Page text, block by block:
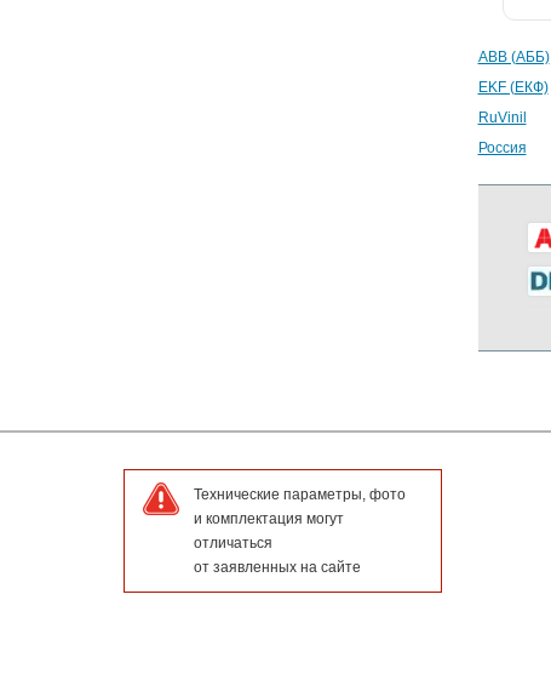
ABB (АББ)
EKF (ЕКФ)
RuVinil
Россия
Технические параметры, фото
и комплектация могут
отличаться
от заявленных на сайте